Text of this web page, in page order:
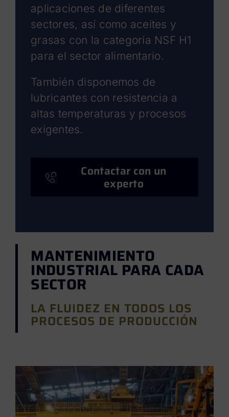
aplicaciones de diferentes
sectores, así como aceites y
grasas con la categoría NSF H1
para el sector alimentario.
También disponemos de
lubricantes con resistencia a
altas temperaturas y procesos
exigentes.
Contactar con un
experto
MANTENIMIENTO
INDUSTRIAL PARA CADA
SECTOR
LA FLUIDEZ EN TODOS LOS
PROCESOS DE PRODUCCIÓN